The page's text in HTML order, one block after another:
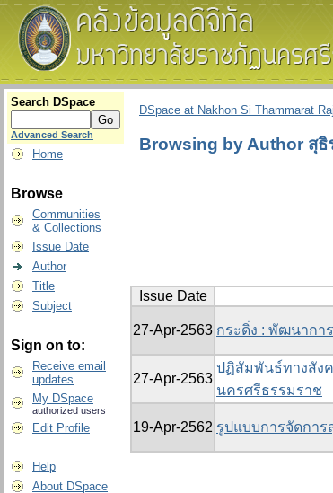
Search DSpace
Advanced Search
Home
Browse
Communities
& Collections
Issue Date
Author
Title
Subject
Sign on to:
Receive email
updates
My DSpace
authorized users
Edit Profile
Help
About DSpace
DSpace at Nakhon Si Thammarat
Browsing by Author สุธิ
Issue Date
27-Apr-2563 กระดิ่ง : พัฒนากา
27-Apr-2563
ปฏิสัมพันธ์ทางสัง
นครศรีธรรมราช
19-Apr-2562 รูปแบบการจัดกา